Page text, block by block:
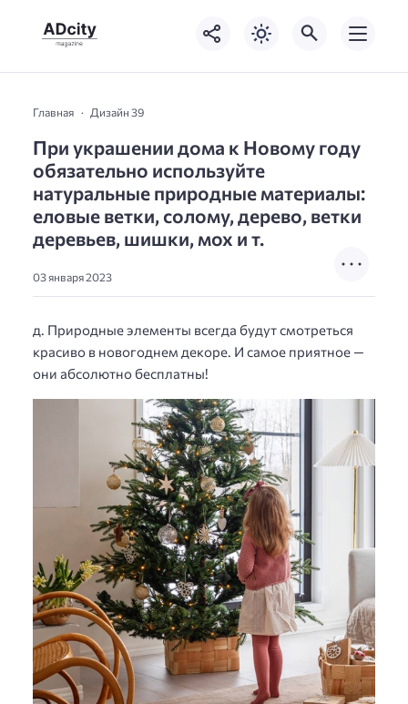
Главная Дизайн 39
При украшении дома к Новому году
обязательно используйте
натуральные природные материалы:
еловые ветки, солому, дерево, ветки
деревьев, шишки, мох и т.
03 января 2023
д. Природные элементы всегда будут смотреться
красиво в новогоднем декоре. И самое приятное —
они абсолютно бесплатны!